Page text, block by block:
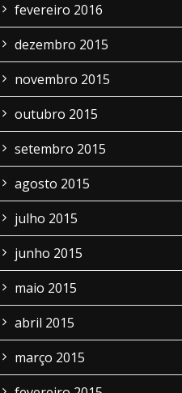
fevereiro 2016
dezembro 2015
novembro 2015
outubro 2015
setembro 2015
agosto 2015
julho 2015
junho 2015
maio 2015
abril 2015
março 2015